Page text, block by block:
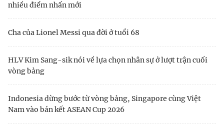
nhiều điểm nhấn mới
Cha của Lionel Messi qua đời ở tuổi 68
HLV Kim Sang-sik nói về lựa chọn nhân sự ở lượt trận cuối
vòng bảng
Indonesia dừng bước từ vòng bảng, Singapore cùng Việt
Nam vào bán kết ASEAN Cup 2026